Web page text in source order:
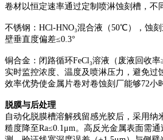
卷材以恒定速率通过定制喷淋蚀刻槽，不
不锈钢： HCl-HNO₃混合液（50℃），蚀刻
壁垂直度偏差≤0.3°
铜合金：闭路循环FeCl₃溶液（废液回收
实时监控浓度、温度及喷淋压力，避免过
效率优势使金属片卷对卷蚀刻厂能够72小
脱膜与后处理
自动化脱膜槽溶解残留感光胶后，采用纳
糙度降至Ra≤0.1μm。高反光金属表面需